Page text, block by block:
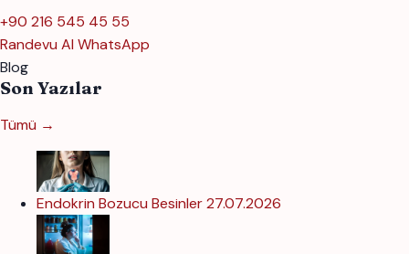
+90 216 545 45 55
Randevu Al WhatsApp
Blog
Son Yazılar
Tümü →
Endokrin Bozucu Besinler27.07.2026